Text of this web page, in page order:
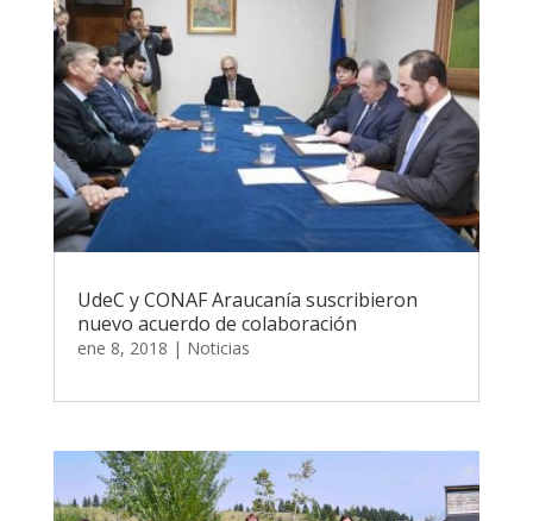
UdeC y CONAF Araucanía suscribieron
nuevo acuerdo de colaboración
ene 8, 2018 | Noticias